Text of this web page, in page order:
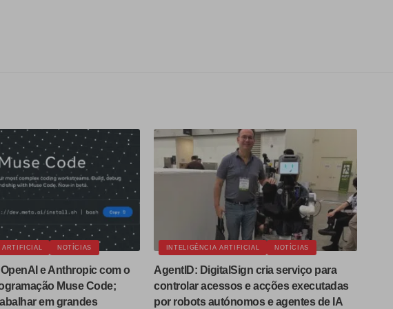
NOTÍCIAS
OpenAI e Anthropic com o
Muse Code;
em grandes
INTELIGÊNCIA ARTIFICIAL NOTÍCIAS
AgentID: DigitalSign cria serviço para
controlar acessos e acções executadas
por robots autónomos e agentes de IA